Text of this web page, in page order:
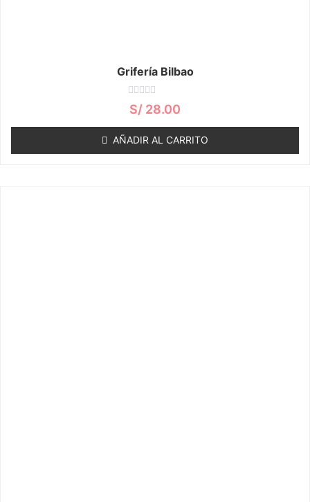
Grifería Bilbao
Valorado
con
5
S/ 28.00
AÑADIR AL CARRITO